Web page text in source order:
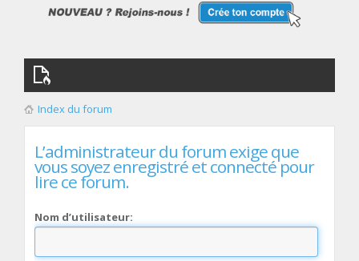
Qui sommes nous
Les membres
Index du forum
L’administrateur du forum exige que
vous soyez enregistré et connecté pour
lire ce forum.
Nom d’utilisateur: